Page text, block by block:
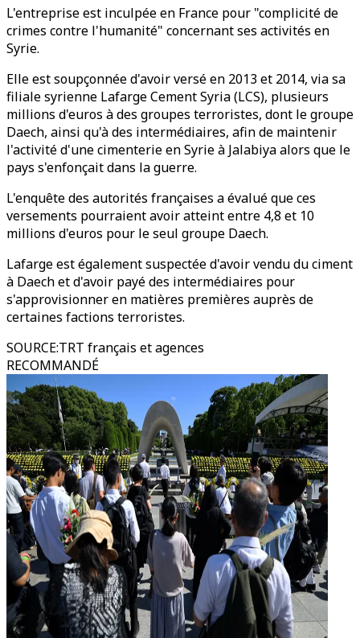
L'entreprise est inculpée en France pour "complicité de
crimes contre l'humanité" concernant ses activités en
Syrie.
Elle est soupçonnée d'avoir versé en 2013 et 2014, via sa
filiale syrienne Lafarge Cement Syria (LCS), plusieurs
millions d'euros à des groupes terroristes, dont le groupe
Daech, ainsi qu'à des intermédiaires, afin de maintenir
l'activité d'une cimenterie en Syrie à Jalabiya alors que le
pays s'enfonçait dans la guerre.
L'enquête des autorités françaises a évalué que ces
versements pourraient avoir atteint entre 4,8 et 10
millions d'euros pour le seul groupe Daech.
Lafarge est également suspectée d'avoir vendu du ciment
à Daech et d'avoir payé des intermédiaires pour
s'approvisionner en matières premières auprès de
certaines factions terroristes.
SOURCE:TRT français et agences
RECOMMANDÉ